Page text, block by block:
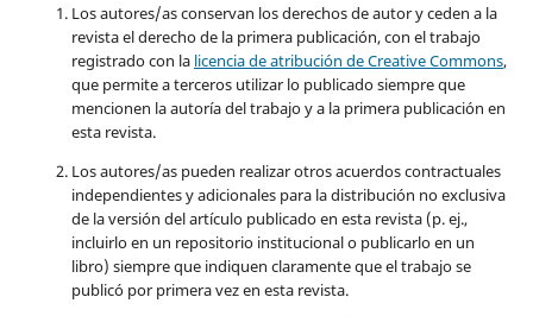
Los autores/as conservan los derechos de autor y ceden a la
revista el derecho de la primera publicación, con el trabajo
registrado con la licencia de atribución de Creative Commons,
que permite a terceros utilizar lo publicado siempre que
mencionen la autoría del trabajo y a la primera publicación en
esta revista.
Los autores/as pueden realizar otros acuerdos contractuales
independientes y adicionales para la distribución no exclusiva
de la versión del artículo publicado en esta revista (p. ej.,
incluirlo en un repositorio institucional o publicarlo en un
libro) siempre que indiquen claramente que el trabajo se
publicó por primera vez en esta revista.